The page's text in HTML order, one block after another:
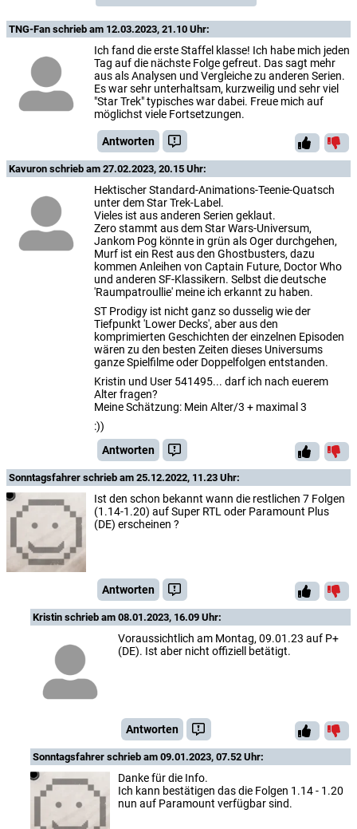
TNG-Fan schrieb am 12.03.2023, 21.10 Uhr:
Ich fand die erste Staffel klasse! Ich habe mich jeden
Tag auf die nächste Folge gefreut. Das sagt mehr
aus als Analysen und Vergleiche zu anderen Serien.
Es war sehr unterhaltsam, kurzweilig und sehr viel
"Star Trek" typisches war dabei. Freue mich auf
möglichst viele Fortsetzungen.
Antworten
Kavuron schrieb am 27.02.2023, 20.15 Uhr:
Hektischer Standard-Animations-Teenie-Quatsch
unter dem Star Trek-Label.
Vieles ist aus anderen Serien geklaut.
Zero stammt aus dem Star Wars-Universum,
Jankom Pog könnte in grün als Oger durchgehen,
Murf ist ein Rest aus den Ghostbusters, dazu
kommen Anleihen von Captain Future, Doctor Who
und anderen SF-Klassikern. Selbst die deutsche
'Raumpatroullie' meine ich erkannt zu haben.
ST Prodigy ist nicht ganz so dusselig wie der
Tiefpunkt 'Lower Decks', aber aus den
komprimierten Geschichten der einzelnen Episoden
wären zu den besten Zeiten dieses Universums
ganze Spielfilme oder Doppelfolgen entstanden.
Kristin und User 541495... darf ich nach euerem
Alter fragen?
Meine Schätzung: Mein Alter/3 + maximal 3
:))
Antworten
Sonntagsfahrer schrieb am 25.12.2022, 11.23 Uhr:
Ist den schon bekannt wann die restlichen 7 Folgen
(1.14-1.20) auf Super RTL oder Paramount Plus
(DE) erscheinen ?
Antworten
Kristin schrieb am 08.01.2023, 16.09 Uhr:
Voraussichtlich am Montag, 09.01.23 auf P+
(DE). Ist aber nicht offiziell betätigt.
Antworten
Sonntagsfahrer schrieb am 09.01.2023, 07.52 Uhr:
Danke für die Info.
Ich kann bestätigen das die Folgen 1.14 - 1.20
nun auf Paramount verfügbar sind.